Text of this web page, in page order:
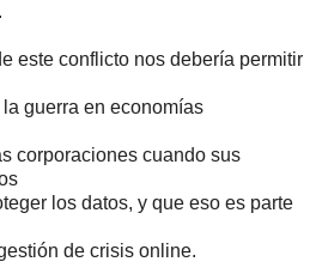
este conflicto nos debería permitir
guerra en economías
corporaciones cuando sus
los datos, y que eso es parte
de crisis online.